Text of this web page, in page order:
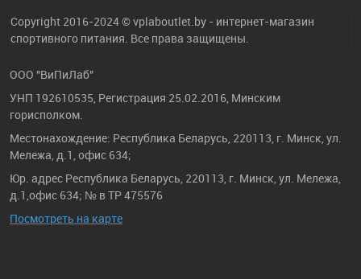
Copyright 2016-2024 © vplaboutlet.by - интернет-магазин
спортивного питания. Все права защищены.
ООО "ВиПиЛаб"
УНП 192610535, Регистрация 25.02.2016, Минским
горисполком.
Местонахождение: Республика Беларусь, 220113, г. Минск, ул.
Мележа, д.1, офис 634;
Юр. адрес Республика Беларусь, 220113, г. Минск, ул. Мележа,
д.1,офис 634; № в ТР 475576
Посмотреть на карте